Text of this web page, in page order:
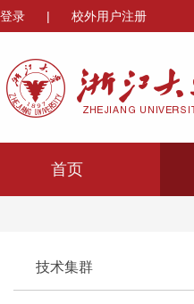
登录 | 校外用户注册
首页
技术集群